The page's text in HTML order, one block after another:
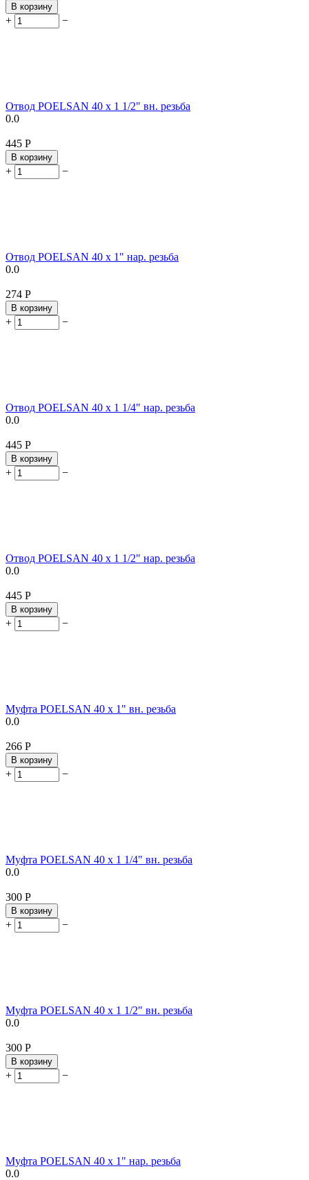
В корзину
+ −
Отвод POELSAN 40 х 1 1/2" вн. резьба
0.0
‍445‍ Р
В корзину
+ −
Отвод POELSAN 40 х 1" нар. резьба
0.0
‍274‍ Р
В корзину
+ −
Отвод POELSAN 40 х 1 1/4" нар. резьба
0.0
‍445‍ Р
В корзину
+ −
Отвод POELSAN 40 х 1 1/2" нар. резьба
0.0
‍445‍ Р
В корзину
+ −
Муфта POELSAN 40 х 1" вн. резьба
0.0
‍266‍ Р
В корзину
+ −
Муфта POELSAN 40 х 1 1/4" вн. резьба
0.0
‍300‍ Р
В корзину
+ −
Муфта POELSAN 40 х 1 1/2" вн. резьба
0.0
‍300‍ Р
В корзину
+ −
Муфта POELSAN 40 х 1" нар. резьба
0.0